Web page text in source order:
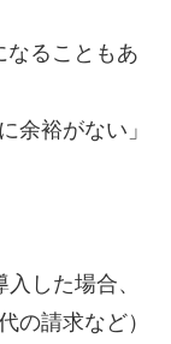
なることもあ
余裕がない」
した場合、
の請求など）